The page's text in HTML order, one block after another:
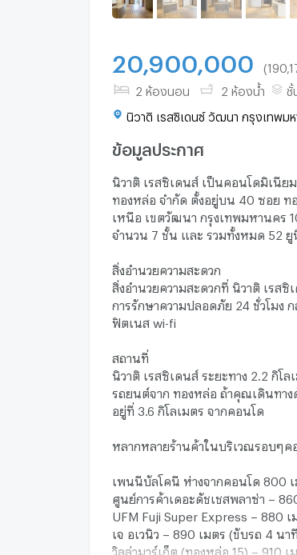
20,900,000
2 ห้องนอน 2 ห้องน้ำ ชั้
นิวาติ เรสซิเดนซ์ วัฒนา กรุงเทพมห
ข้อมูลประกาศ
นิวาติ เรสซิเดนส์ เป็นคอนโดมิเนี
ทองหล่อ จำกัด ตั้งอยู่บน 40 ซอย ท
เหนือ เขตวัฒนา กรุงเทพมหานคร
จำนวน 7 ชั้น และ รวมทั้งหมด 52 ยู
สิ่งอำนวยความสะดวก
สิ่งอำนวยความสะดวกที่ นิวาติ เรส
การรักษาความปลอดภัย 24 ชั่วโมง ก
ฟิตเนส wi-fi
สถานที่
นิวาติ เรสซิเดนส์ ระยะทาง 2.2 กิโ
รถยนต์จาก ทองหล่อ ถ้าคุณเดินทาง
อยู่ที่ 3.6 กิโลเมตร จากคอนโด
หลากหลายร้านค้าในบริเวณรอบๆค
เพนนีบัลโคนี ห่างจากคอนโด 800
ศูนย์การค้าเดอะดัชเชสพลาซ่า –
UFM Fuji Super Express – 880
เจ อเวนิว – 890 เมตร (ขับรถ 4 นา
วิลล่ามาร์เก็ต (ทองหล่อ 15) – 910